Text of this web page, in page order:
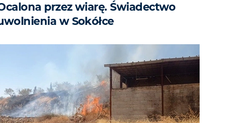
przez wiarę. Świadectwo
w Sokółce